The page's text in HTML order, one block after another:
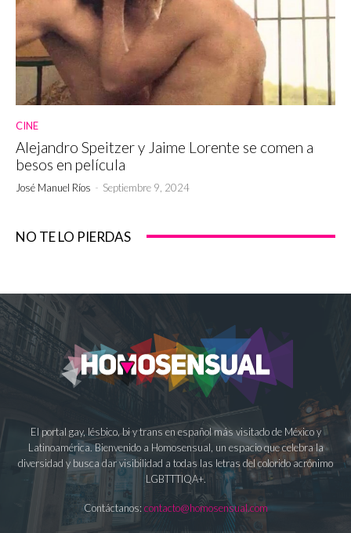
CINE
Alejandro Speitzer y Jaime Lorente se comen a
besos en película
José Manuel Ríos - Septiembre 9, 2024
NO TE LO PIERDAS
El portal gay, lésbico, bi y trans en español más visitado de México y
Latinoamérica. Bienvenido a Homosensual, un espacio que celebra la
diversidad y busca dar visibilidad a todas las letras del colorido acrónimo
LGBTTTIQA+.
Contáctanos: contacto@homosensual.com